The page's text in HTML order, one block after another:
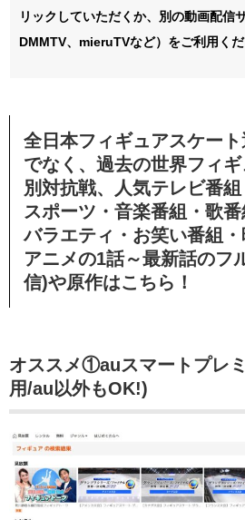
リックしていただくか、別の動画配信
DMMTV、mieruTVなど）をご利用くだ
全日本フィギュアスケー
でなく、過去の世界フィ
別対抗戦、人気テレビ番組
スポーツ・音楽番組・歌番
バラエティ・お笑い番組・
アニメの1話～最新話のフ
信)や原作はこちら！
オススメ①auスマートプレ
用/au以外もOK!)